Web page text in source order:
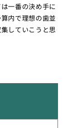
一番の決め手に
内で理想の歯並
していこうと思